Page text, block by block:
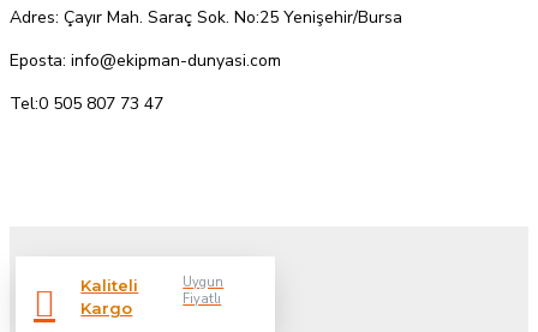
Adres: Çayır Mah. Saraç Sok. No:25 Yenişehir/Bursa
Eposta: info@ekipman-dunyasi.com
Tel:0 505 807 73 47
Kaliteli
Kargo
Uygun
Fiyatlı